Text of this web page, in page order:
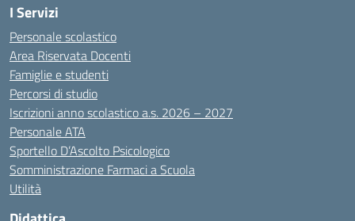
I Servizi
Personale scolastico
Area Riservata Docenti
Famiglie e studenti
Percorsi di studio
Iscrizioni anno scolastico a.s. 2026 – 2027
Personale ATA
Sportello D’Ascolto Psicologico
Somministrazione Farmaci a Scuola
Utilità